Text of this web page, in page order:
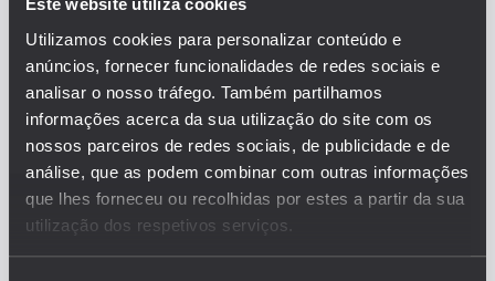
Este website utiliza cookies
Utilizamos cookies para personalizar conteúdo e
anúncios, fornecer funcionalidades de redes sociais e
analisar o nosso tráfego. Também partilhamos
informações acerca da sua utilização do site com os
nossos parceiros de redes sociais, de publicidade e de
análise, que as podem combinar com outras informações
que lhes forneceu ou recolhidas por estes a partir da sua
utilização dos respetivos serviços.
do fator trabalho, medida pelo
valor acrescentado bruto em
relação ao total do emprego,
medido pelo número de
empregados. O valor
acrescentado bruto (VAB) é a
riqueza gerada na produção,
descontando os consumos
intermédios. O indicador é
medido em PPC e pode ser